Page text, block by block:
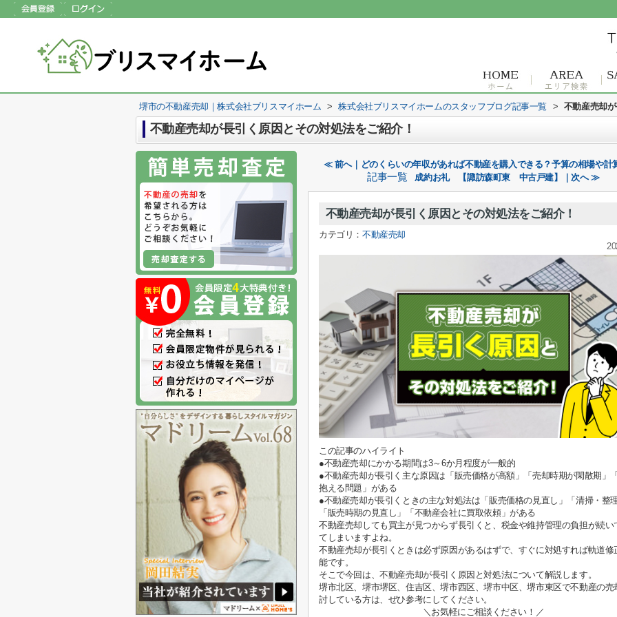
堺市の不動産売却｜株式会社ブリスマイホーム > 株式会社ブリスマイホームのスタッフブログ記事一覧 > 不動産売却
不動産売却が長引く原因とその対処法をご紹介！
≪ 前へ｜どのくらいの年収があれば不動産を購入できる？予算の相場や計
記事一覧 成約お礼 【諏訪森町東 中古戸建】｜次へ ≫
不動産売却が長引く原因とその対処法をご紹介！
カテゴリ：不動産売却
この記事のハイライト
●不動産売却にかかる期間は3～6か月程度が一般的
●不動産売却が長引く主な原因は「販売価格が高額」「売却時期が閑散期」
抱える問題」がある
●不動産売却が長引くときの主な対処法は「販売価格の見直し」「清掃・整
「販売時期の見直し」「不動産会社に買取依頼」がある
不動産売却しても買主が見つからず長引くと、税金や維持管理の負担が続い
てしまいますよね。
不動産売却が長引くときは必ず原因があるはずで、すぐに対処すれば軌道修
能です。
そこで今回は、不動産売却が長引く原因と対処法について解説します。
堺市北区、堺市堺区、住吉区、堺市西区、堺市中区、堺市東区で不動産の売
討している方は、ぜひ参考にしてください。
＼お気軽にご相談ください！／